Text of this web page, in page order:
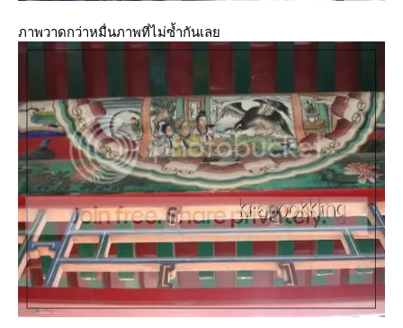
ภาพวาดกว่าหมื่นภาพที่ไม่ซ้ำกันเล